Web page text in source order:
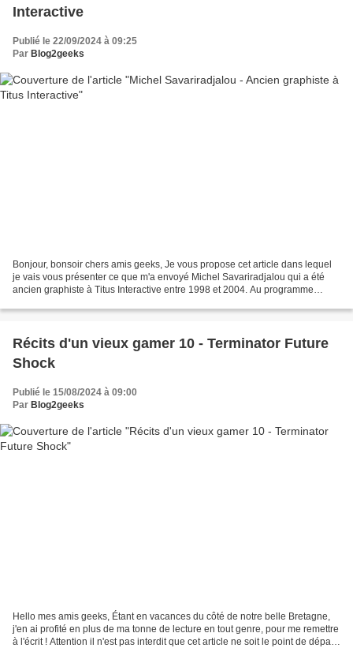
Interactive
Publié le 22/09/2024 à 09:25
Par Blog2geeks
Bonjour, bonsoir chers amis geeks, Je vous propose cet article dans lequel
je vais vous présenter ce que m'a envoyé Michel Savariradjalou qui a été
ancien graphiste à Titus Interactive entre 1998 et 2004. Au programme
Récits d'un vieux gamer 10 - Terminator Future
Shock
Publié le 15/08/2024 à 09:00
Par Blog2geeks
Hello mes amis geeks, Étant en vacances du côté de notre belle Bretagne,
j'en ai profité en plus de ma tonne de lecture en tout genre, pour me remettre
à l'écrit ! Attention il n'est pas interdit que cet article ne soit le point de départ